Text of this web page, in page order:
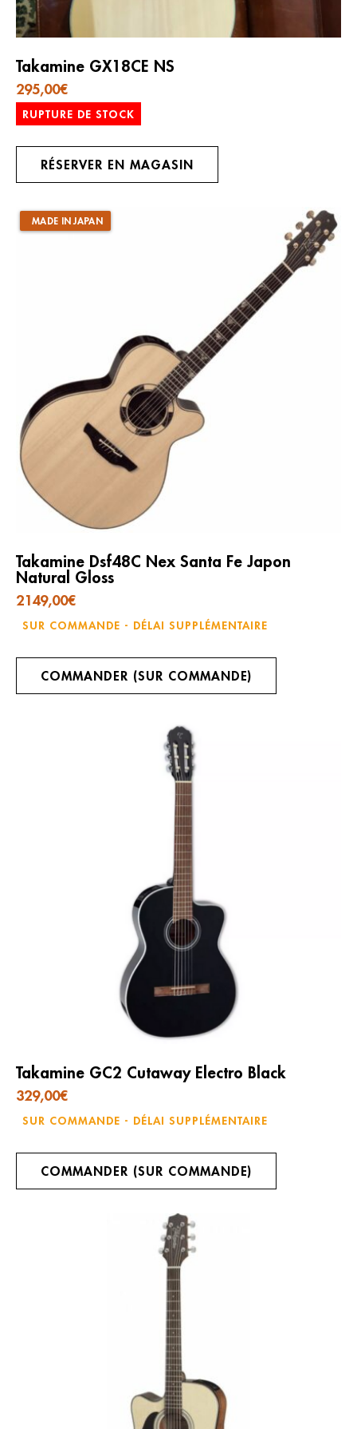
Takamine GX18CE NS
295,00€
RUPTURE DE STOCK
RÉSERVER EN MAGASIN
MADE IN JAPAN
Takamine Dsf48C Nex Santa Fe Japon
Natural Gloss
2149,00€
SUR COMMANDE - DÉLAI SUPPLÉMENTAIRE
COMMANDER (SUR COMMANDE)
Takamine GC2 Cutaway Electro Black
329,00€
SUR COMMANDE - DÉLAI SUPPLÉMENTAIRE
COMMANDER (SUR COMMANDE)